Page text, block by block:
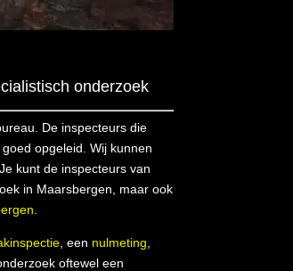
onderzoek
De inspecteurs die
opgeleid. Wij kunnen
kunt de inspecteurs van
in Maarsbergen, maar ook
, een nulmeting
oftewel een